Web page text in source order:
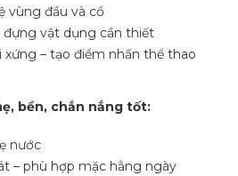
vùng đầu và cổ
vật dụng cần thiết
– tạo điểm nhấn thể thao
bền, chắn nắng tốt:
nước
– phù hợp mặc hằng ngày